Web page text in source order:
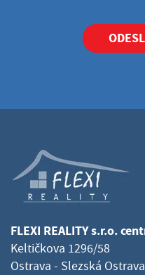
FLEXI REALITY s.r.o.
Keltičkova 1296/58
Ostrava - Slezská Ostrava